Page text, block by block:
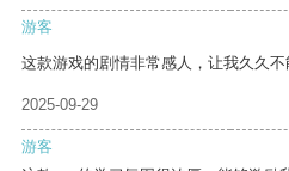
游客
这款游戏的剧情非常感人，让我久久不
2025-09-29
游客